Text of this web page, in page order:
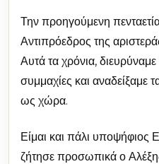
Την προηγούμενη
Αντιπρόεδρος της
Αυτά τα χρόνια, διευρύναμε
συμμαχίες και
ως χώρα.
Είμαι και πάλι υποψήφιος
ζήτησε προσωπικά ο